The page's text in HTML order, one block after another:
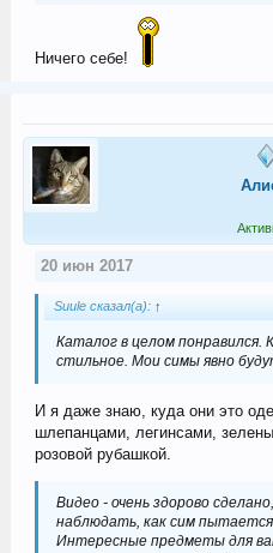
Ничего себе!
20 июн 2017
Suule сказал(а): ↑
Каталог в целом понравился.
стильное. Мои симы явно
И я даже знаю, куда они это
шлепанцами, легинсами,
розовой рубашкой.
Видео - очень здорово
наблюдать, как сим
Интересные предметы для